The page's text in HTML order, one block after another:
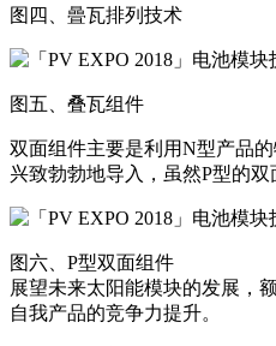
图四、曡瓦排列技术
图五、叠瓦组件
双面组件主要是利用N型产品
兴致勃勃地导入，虽然P型的
图六、P型双面组件
展望未来太阳能模块的发展，
自我产品的竞争力提升。